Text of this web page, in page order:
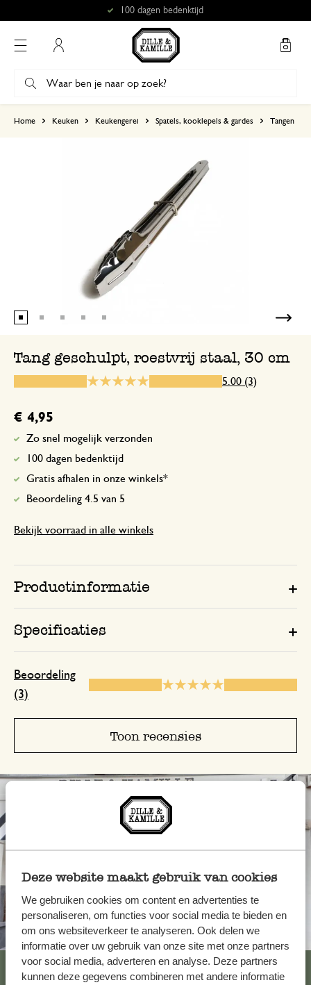
Deze website maakt gebruik van cookies
We gebruiken cookies om content en advertenties te
personaliseren, om functies voor social media te bieden en
om ons websiteverkeer te analyseren. Ook delen we
informatie over uw gebruik van onze site met onze partners
voor social media, adverteren en analyse. Deze partners
kunnen deze gegevens combineren met andere informatie
100 dagen bedenktijd
Home Keuken Keukengerei Spatels, kooklepels & gardes Tangen
Tang geschulpt, roestvrij staal, 30 cm
5.00 (3)
€ 4,95
Zo snel mogelijk verzonden
100 dagen bedenktijd
Gratis afhalen in onze winkels*
Beoordeling 4.5 van 5
Bekijk voorraad in alle winkels
Productinformatie
Specificaties
Beoordeling
(3)
Toon recensies
Altijd in de buurt
Bekijk alle 62 winkels
5
Zeer handig en degelijk
29 januari 2025